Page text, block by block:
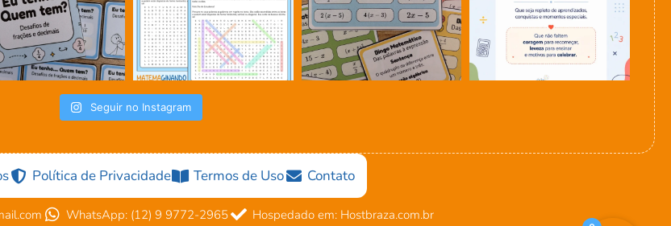
Seguir no Instagram
Política de Privacidade Termos de Uso Contato
WhatsApp: (12) 9 9772-2965 Hospedado em: Hostbraza.com.br